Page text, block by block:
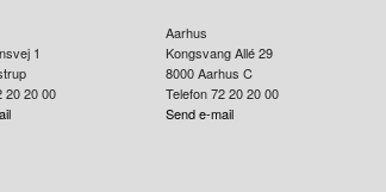
1
20 20 00
Aarhus
Kongsvang Allé 29
8000 Aarhus C
Telefon 72 20 20 00
Send e-mail